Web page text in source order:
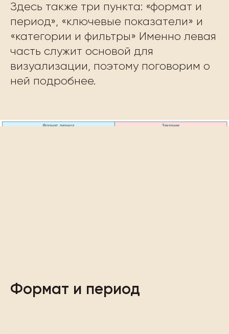
Здесь также три пункта: «формат и
период», «ключевые показатели» и
«категории и фильтры» Именно левая
часть служит основой для
визуализации, поэтому поговорим о
ней подробнее.
Формат и период